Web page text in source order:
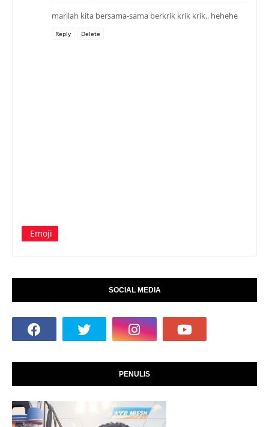
marilah kita bersama-sama berkrik krik krik.. hehehe
Reply Delete
Emoji
SOCIAL MEDIA
PENULIS